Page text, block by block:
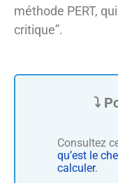
méthode PERT,
critique”.
Consultez
qu’est le
calculer.